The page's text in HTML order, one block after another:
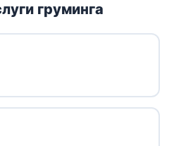
груминга